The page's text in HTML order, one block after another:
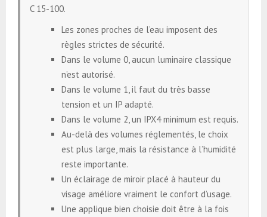
C 15-100.
Les zones proches de l’eau imposent des
règles strictes de sécurité.
Dans le volume 0, aucun luminaire classique
n’est autorisé.
Dans le volume 1, il faut du très basse
tension et un IP adapté.
Dans le volume 2, un IPX4 minimum est requis.
Au-delà des volumes réglementés, le choix
est plus large, mais la résistance à l’humidité
reste importante.
Un éclairage de miroir placé à hauteur du
visage améliore vraiment le confort d’usage.
Une applique bien choisie doit être à la fois